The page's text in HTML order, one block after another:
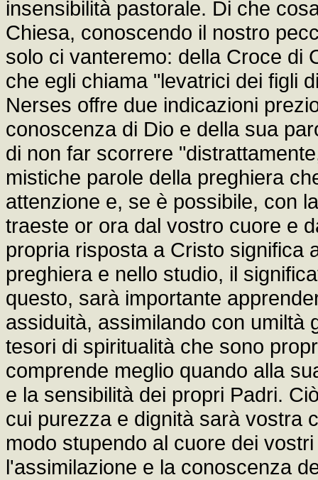
insensibilità pastorale. Di che
Chiesa, conoscendo il nostro
solo ci vanteremo: della Croce di
che egli chiama "levatrici dei figli
Nerses offre due indicazioni
conoscenza di Dio e della sua
di non far scorrere
mistiche parole della preghiera
attenzione e, se è possibile, con
traeste or ora dal vostro cuore e
propria risposta a Cristo significa
preghiera e nello studio, il
questo, sarà importante
assiduità, assimilando con umiltà
tesori di spiritualità che sono
comprende meglio quando alla
e la sensibilità dei propri Padri.
cui purezza e dignità sarà vostra
modo stupendo al cuore dei
l'assimilazione e la conoscenza